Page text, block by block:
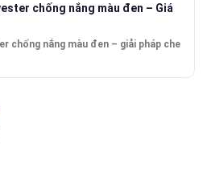
chống nắng màu đen – Giá
chống nắng màu đen – giải pháp che